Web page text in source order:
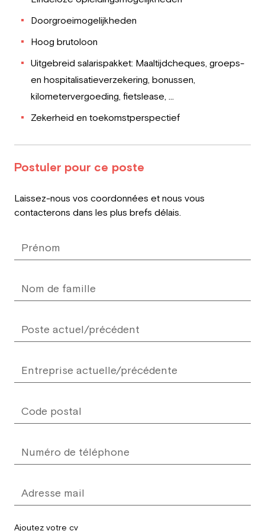
Doorgroeimogelijkheden
Hoog brutoloon
Uitgebreid salarispakket: Maaltijdcheques, groeps-
en hospitalisatieverzekering, bonussen,
kilometervergoeding, fietslease, ...
Zekerheid en toekomstperspectief
Postuler pour ce poste
Laissez-nous vos coordonnées et nous vous
contacterons dans les plus brefs délais.
Ajoutez votre cv